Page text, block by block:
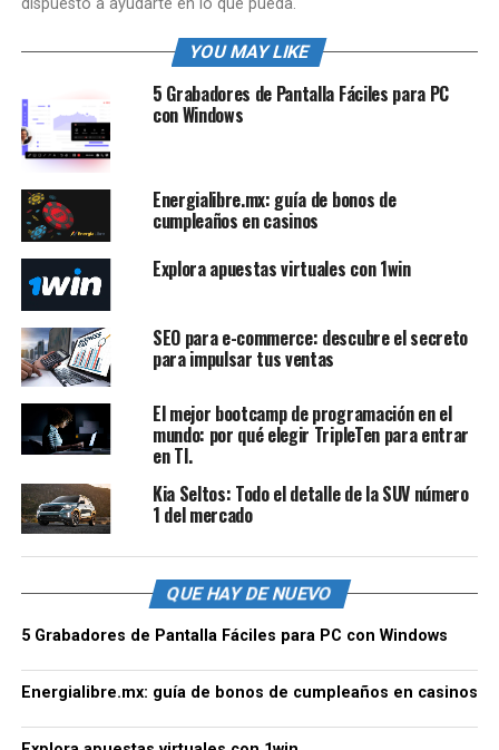
dispuesto a ayudarte en lo que pueda.
YOU MAY LIKE
5 Grabadores de Pantalla Fáciles para PC
con Windows
Energialibre.mx: guía de bonos de
cumpleaños en casinos
Explora apuestas virtuales con 1win
SEO para e-commerce: descubre el secreto
para impulsar tus ventas
El mejor bootcamp de programación en el
mundo: por qué elegir TripleTen para entrar
en TI.
Kia Seltos: Todo el detalle de la SUV número
1 del mercado
QUE HAY DE NUEVO
5 Grabadores de Pantalla Fáciles para PC con Windows
Energialibre.mx: guía de bonos de cumpleaños en casinos